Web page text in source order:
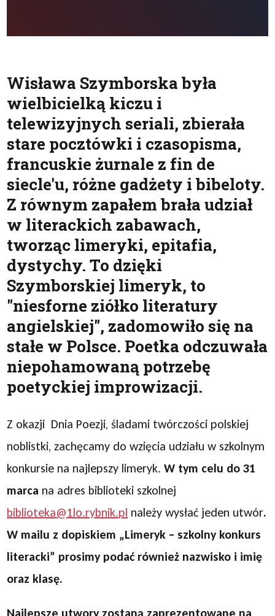
Wisława Szymborska była
wielbicielką kiczu i
telewizyjnych seriali, zbierała
stare pocztówki i czasopisma,
francuskie żurnale z fin de
siecle'u, różne gadżety i bibeloty.
Z równym zapałem brała udział
w literackich zabawach,
tworząc limeryki, epitafia,
dystychy. To dzięki
Szymborskiej limeryk, to
"niesforne ziółko literatury
angielskiej", zadomowiło się na
stałe w Polsce. Poetka odczuwała
niepohamowaną potrzebę
poetyckiej improwizacji.
Z okazji Dnia Poezji, śladami twórczości polskiej
noblistki, zachęcamy do wzięcia udziału w szkolnym
konkursie na najlepszy limeryk.W tym celu do 31
marca na adres biblioteki szkolnej
biblioteka@1lo.rybnik.pl należy wysłać jeden utwór.
W mailu z dopiskiem „Limeryk – szkolny konkurs
literacki” prosimy podać również nazwisko i imię
oraz klasę.
Najlepsze utwory zostaną zaprezentowane na